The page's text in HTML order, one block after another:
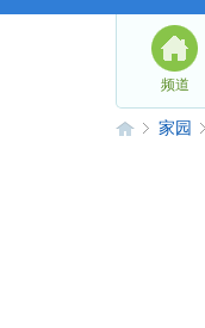
频道
家园